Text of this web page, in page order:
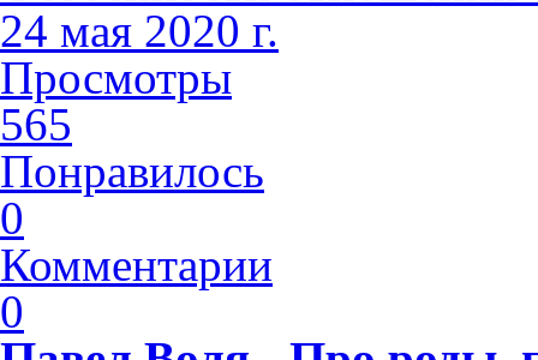
24 мая 2020 г.
Просмотры
565
Понравилось
0
Комментарии
0